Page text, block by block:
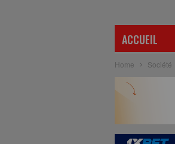
ACCUEIL
Home Société